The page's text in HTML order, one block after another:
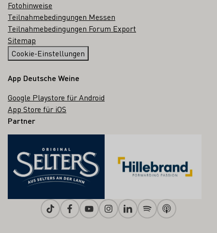
Fotohinweise
Teilnahmebedingungen Messen
Teilnahmebedingungen Forum Export
Sitemap
Cookie-Einstellungen
App Deutsche Weine
Google Playstore für Android
App Store für iOS
Partner
TiktokFacebookYoutubeInstagramLinkedinSpotifyApple